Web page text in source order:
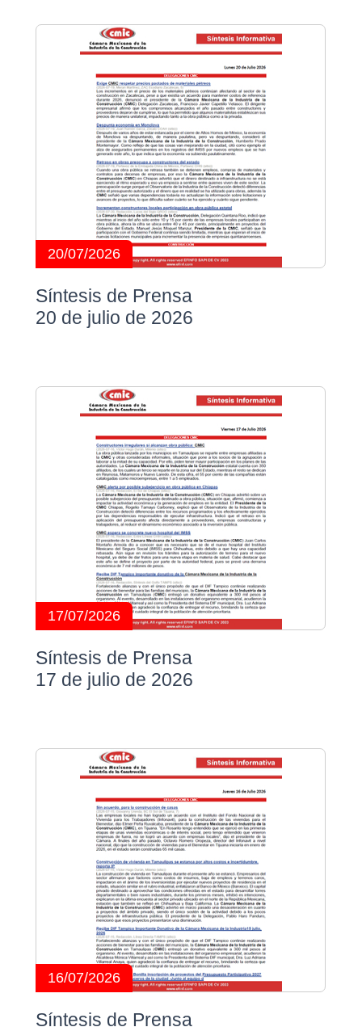
20/07/2026
Síntesis de Prensa
20 de julio de 2026
17/07/2026
Síntesis de Prensa
17 de julio de 2026
16/07/2026
Síntesis de Prensa